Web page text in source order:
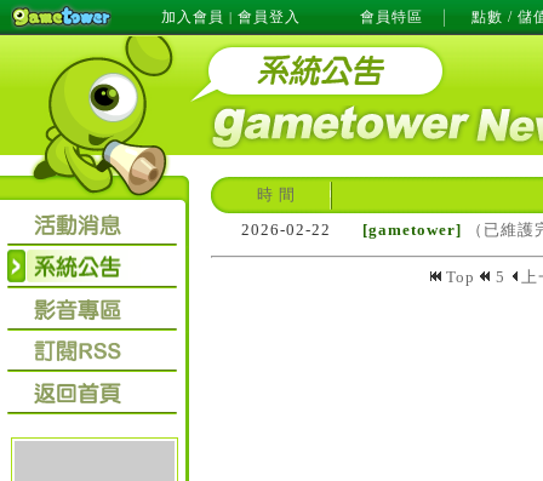
加入會員 | 會員登入 會員特區 點數 / 儲
時 間
2026-02-22
[gametower] （已維
Top 5 上